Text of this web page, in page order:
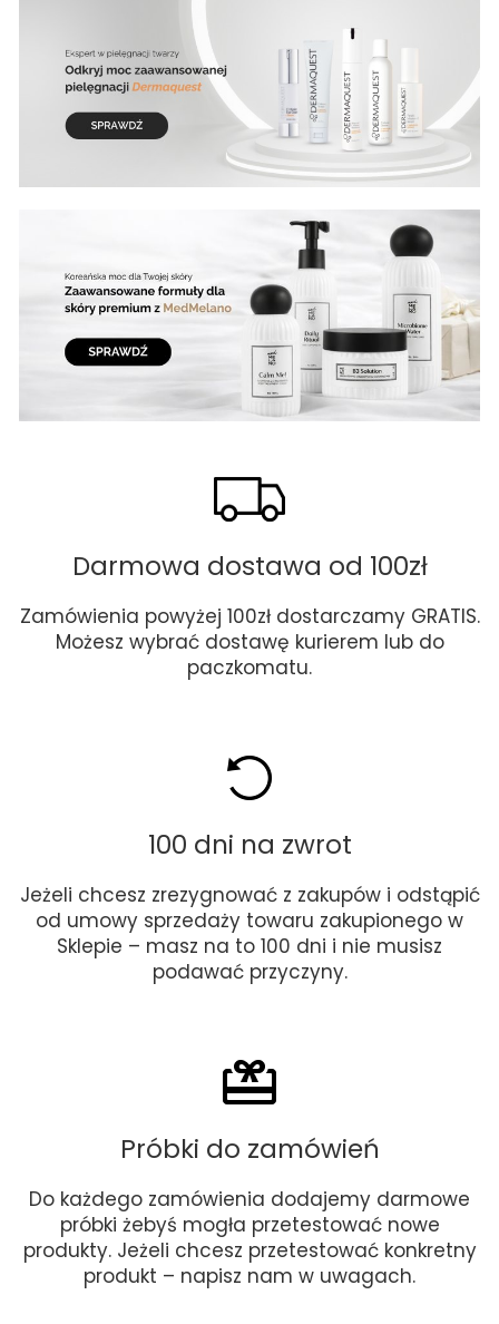
Darmowa dostawa od 100zł
Zamówienia powyżej 100zł dostarczamy GRATIS.
Możesz wybrać dostawę kurierem lub do
paczkomatu.
100 dni na zwrot
Jeżeli chcesz zrezygnować z zakupów i odstąpić
od umowy sprzedaży towaru zakupionego w
Sklepie – masz na to 100 dni i nie musisz
podawać przyczyny.
Próbki do zamówień
Do każdego zamówienia dodajemy darmowe
próbki żebyś mogła przetestować nowe
produkty. Jeżeli chcesz przetestować konkretny
produkt – napisz nam w uwagach.